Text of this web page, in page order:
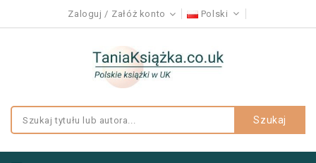
Zaloguj Załóż konto Polski
Szukaj